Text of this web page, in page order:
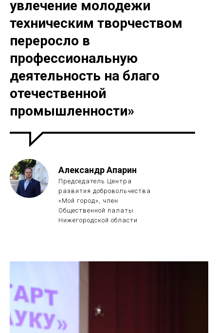
увлечение молодежи
техническим творчеством
переросло в
профессиональную
деятельность на благо
отечественной
промышленности»
Александр Апарин
Председатель Центра
развития добровольчества
«Мой город», член
Общественной палаты
Нижегородской области